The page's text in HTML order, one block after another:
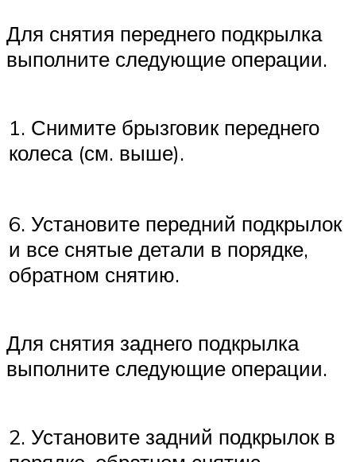
Для снятия переднего подкрылка
выполните следующие операции.
1. Снимите брызговик переднего
колеса (см. выше).
6. Установите передний подкрылок
и все снятые детали в порядке,
обратном снятию.
Для снятия заднего подкрылка
выполните следующие операции.
2. Установите задний подкрылок в